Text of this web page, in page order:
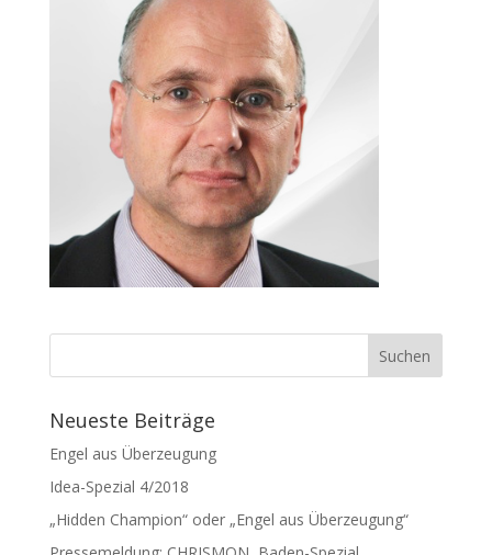
Neueste Beiträge
Engel aus Überzeugung
Idea-Spezial 4/2018
„Hidden Champion“ oder „Engel aus Überzeugung“